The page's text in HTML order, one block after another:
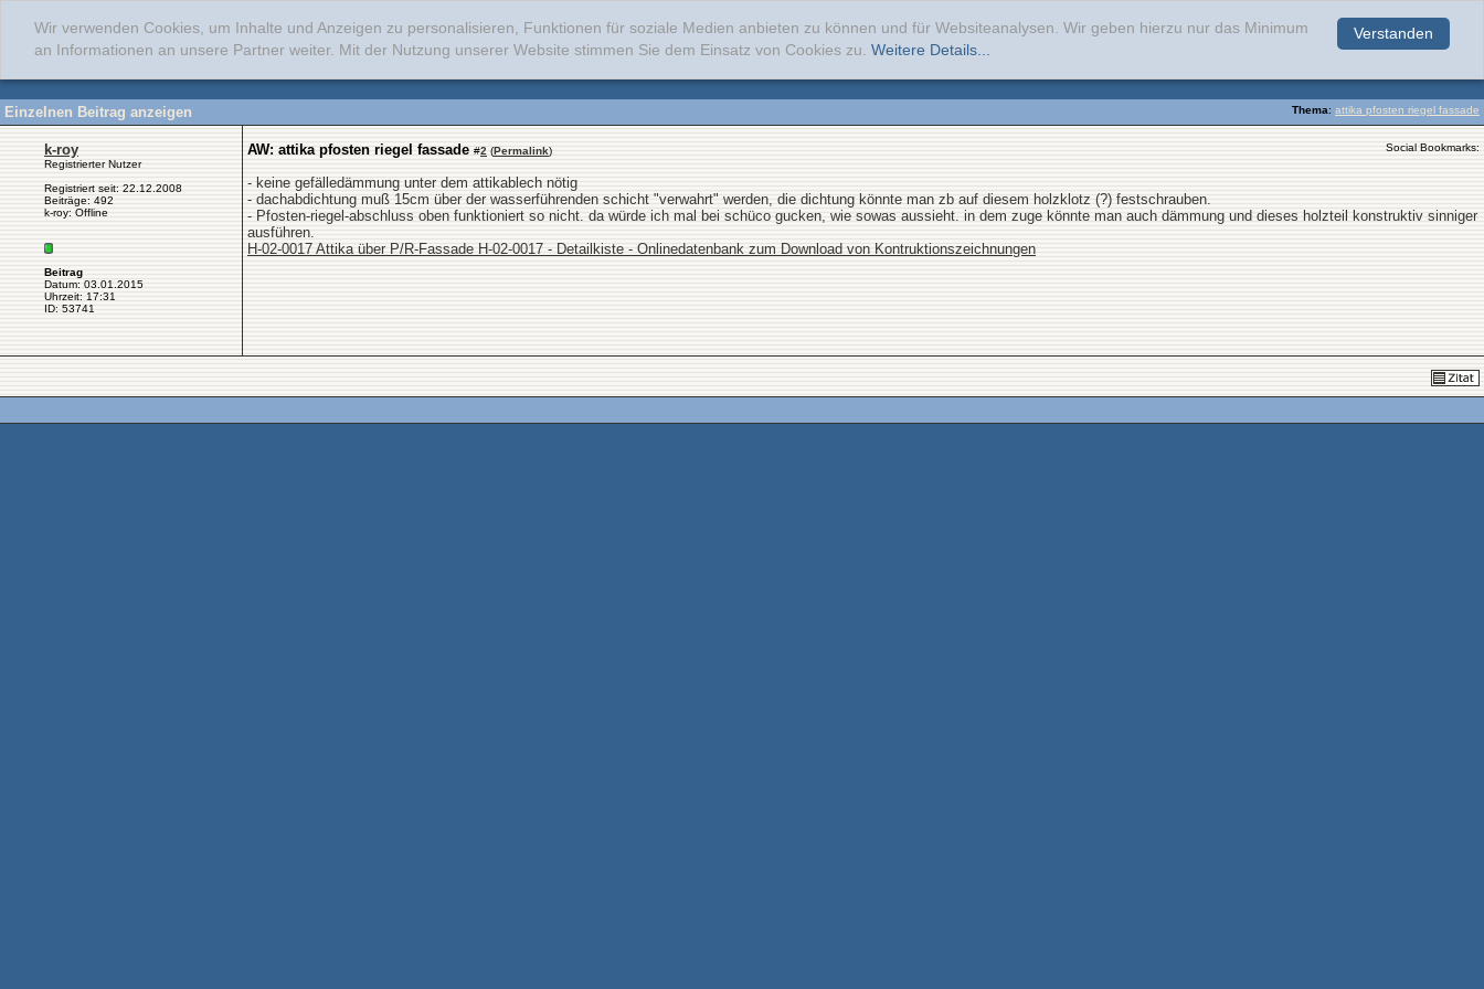
Verstanden
Wir verwenden Cookies, um Inhalte und Anzeigen zu personalisieren, Funktionen für soziale Medien anbieten zu können und für Websiteanalysen. Wir geben hierzu nur das Minimum
an Informationen an unsere Partner weiter. Mit der Nutzung unserer Website stimmen Sie dem Einsatz von Cookies zu. Weitere Details...
Thema: attika pfosten riegel fassade
Einzelnen Beitrag anzeigen
k-roy
Registrierter Nutzer
Registriert seit: 22.12.2008
Beiträge: 492
k-roy: Offline
Beitrag
Datum: 03.01.2015
Uhrzeit: 17:31
ID: 53741
AW: attika pfosten riegel fassade #2 (Permalink) Social Bookmarks:
- keine gefälledämmung unter dem attikablech nötig
- dachabdichtung muß 15cm über der wasserführenden schicht "verwahrt" werden, die dichtung könnte man zb auf diesem holzklotz (?) festschrauben.
- Pfosten-riegel-abschluss oben funktioniert so nicht. da würde ich mal bei schüco gucken, wie sowas aussieht. in dem zuge könnte man auch dämmung und dieses holzteil konstruktiv sinniger
ausführen.
H-02-0017 Attika über P/R-Fassade H-02-0017 - Detailkiste - Onlinedatenbank zum Download von Kontruktionszeichnungen